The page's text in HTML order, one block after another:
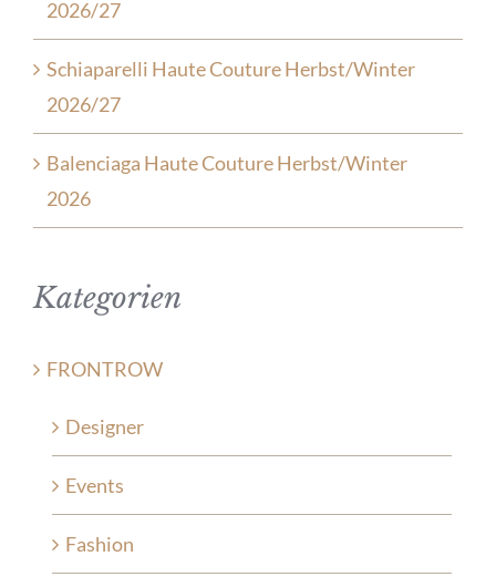
2026/27
Schiaparelli Haute Couture Herbst/Winter
2026/27
Balenciaga Haute Couture Herbst/Winter
2026
Kategorien
FRONTROW
Designer
Events
Fashion